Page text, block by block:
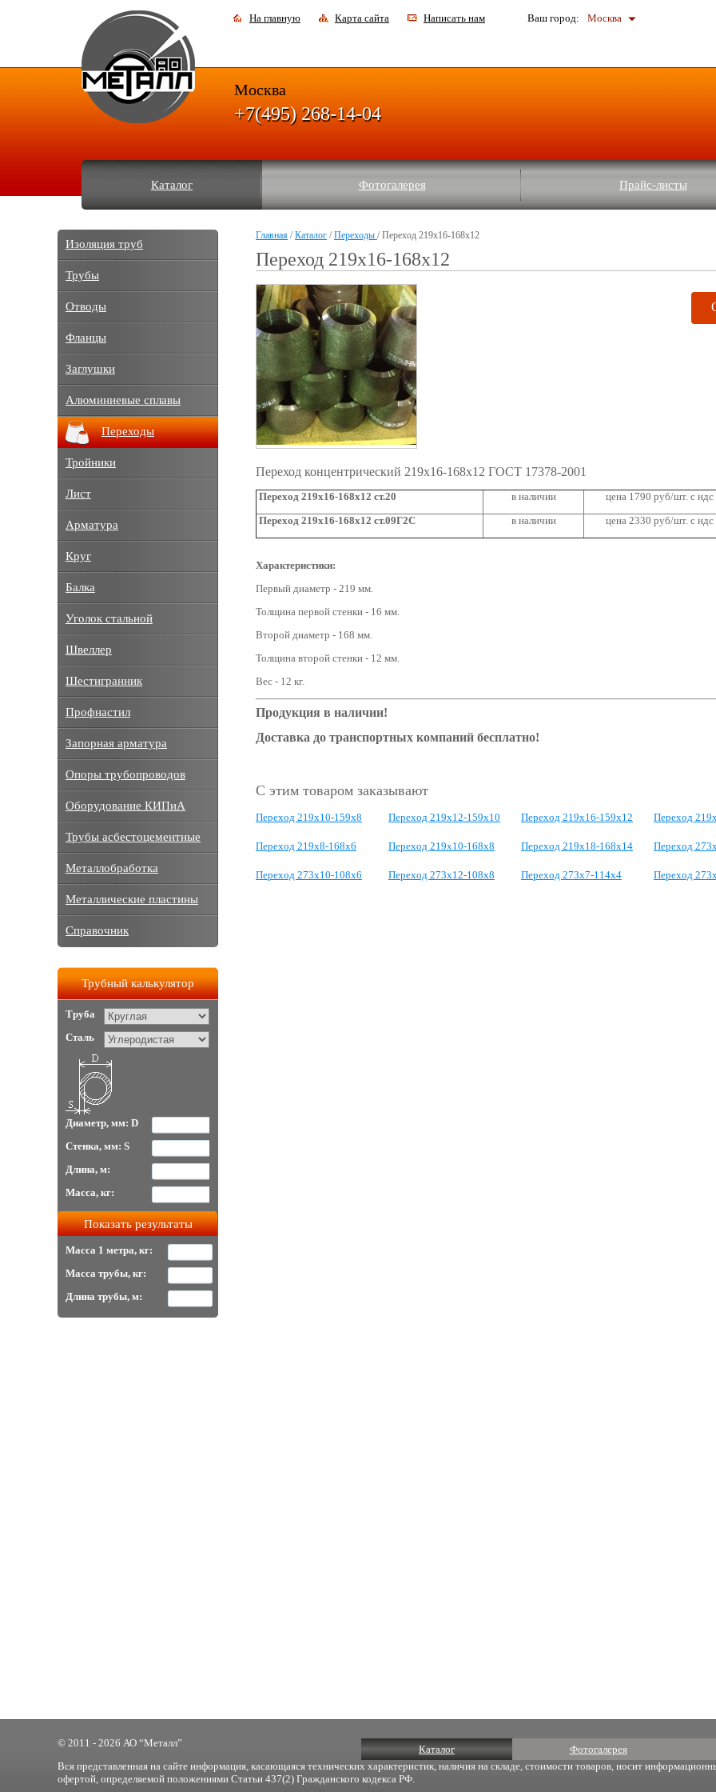
На главную Карта сайта Написать нам Ваш город: Москва
Каталог Фотогалерея Прайс-листы
Москва
+7(495) 268-14-04
Главная /Каталог /Переходы / Переход 219х16-168х12
Переход 219х16-168х12
Переход концентрический 219х16-168х12 ГОСТ 17378-2001
Переход 219х16-168х12 ст.20 в наличии
цена 1790 руб/шт. с ндс
Переход 219х16-168х12 ст.09Г2С
в наличии цена 2330 руб/шт. с ндс
Характеристики:
Первый диаметр - 219 мм.
Толщина первой стенки - 16 мм.
Второй диаметр - 168 мм.
Толщина второй стенки - 12 мм.
Вес - 12 кг.
Продукция в наличии!
Доставка до транспортных компаний бесплатно!
С этим товаром заказывают
Переход 219х10-159х8 Переход 219х12-159х10 Переход 219х16-159х12 Переход
Переход 219х8-168х6 Переход 219х10-168х8 Переход 219х18-168х14 Переход
Переход 273х10-108х6 Переход 273х12-108х8 Переход 273х7-114х4 Переход
Изоляция труб
Трубы
Отводы
Фланцы
Заглушки
Алюминиевые сплавы
Переходы
Тройники
Лист
Арматура
Круг
Балка
Уголок стальной
Швеллер
Шестигранник
Профнастил
Запорная арматура
Опоры трубопроводов
Оборудование КИПиА
Трубы асбестоцементные
Металлобработка
Металлические пластины
Справочник
Трубный калькулятор
Труба
Сталь
Диаметр, мм: D
Стенка, мм: S
Длина, м:
Масса, кг:
Масса 1 метра, кг:
Масса трубы, кг:
Длина трубы, м:
Каталог Фотогалерея
© 2011 - 2026 АО “Металл”
Вся представленная на сайте информация, касающаяся технических характеристик, наличия на складе, стоимости товаров, носит
офертой, определяемой положениями Статьи 437(2) Гражданского кодекса РФ.